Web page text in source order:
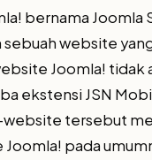
bernama Joomla
website
Joomla! tidak
ekstensi JSN
website tersebut
pada